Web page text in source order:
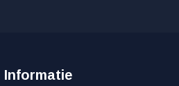
Informatie